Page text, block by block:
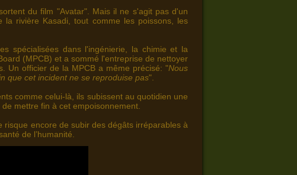
du film "Avatar". Mais il ne s'agit pas d'un
rivière Kasadi, tout comme les poissons, les
spécialisées dans l'ingénierie, la chimie et la
(MPCB) et a sommé l'entreprise de nettoyer
Un officier de la MPCB a même précisé: "Nous
que cet incident ne se reproduise pas".
comme celui-là, ils subissent au quotidien une
mettre fin à cet empoisonnement.
encore de subir des dégâts irréparables à
de l’humanité.